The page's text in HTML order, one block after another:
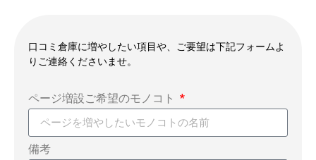
口コミ倉庫に増やしたい項目や、ご要望は下記フォームよ
りご連絡くださいませ。
ページ増設ご希望のモノコト
備考